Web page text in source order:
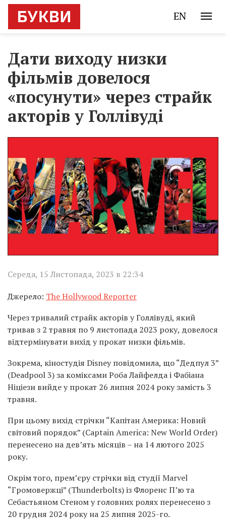
EN
Дати виходу низки
фільмів довелося
«посунути» через страйк
акторів у Голлівуді
Середа, 15 Листопада, 2023 в 22:34
Джерело: The Hollywood Reporter
Через тривалий страйк акторів у Голлівуді, який
тривав з 2 травня по 9 листопада 2023 року, довелося
відтермінувати вихід у прокат низки фільмів.
Зокрема, кіностудія Disney повідомила, що “Дедпул 3”
(Deadpool 3) за коміксами Роба Лайфелда і Фабіана
Ніціези вийде у прокат 26 липня 2024 року замість 3
травня.
При цьому вихід стрічки “Капітан Америка: Новий
світовий порядок” (Captain America: New World Order)
перенесено на дев’ять місяців – на 14 лютого 2025
року.
Окрім того, прем’єру стрічки від студії Marvel
“Громовержці” (Thunderbolts) із Флоренс П’ю та
Себастьяном Стеном у головних ролях перенесено з
20 грудня 2024 року на 25 липня 2025-го.